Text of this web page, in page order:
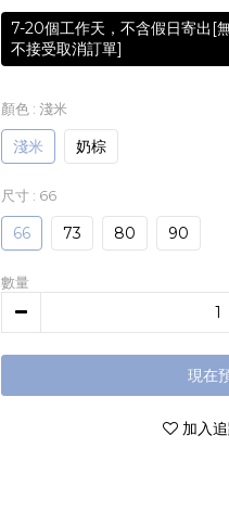
7-20個工作天，不含假日寄出[
不接受取消訂單]
顏色 : 淺米
淺米 奶棕
尺寸 : 66
66 73 80 90
數量
現在
加入